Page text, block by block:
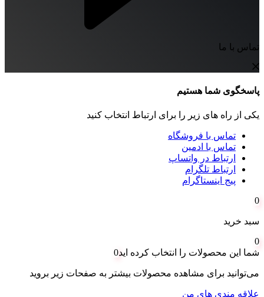
تماس با ما
پاسخگوی شما هستیم
یکی از راه های زیر را برای ارتباط انتخاب کنید
تماس با فروشگاه
تماس با ادمین
ارتباط در واتساپ
ارتباط تلگرام
پیج اینستاگرام
0
سبد خرید
0
شما این محصولات را انتخاب کرده اید0
می‌توانید برای مشاهده محصولات بیشتر به صفحات زیر بروید
علاقه مندی های من